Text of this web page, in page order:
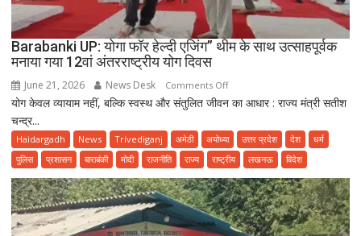
Barabanki UP: योगा फॉर हेल्दी एजिंग” थीम के साथ उत्साहपूर्वक
मनाया गया 12वां अंतरराष्ट्रीय योग दिवस
June 21, 2026 News Desk Comments Offon
Barabanki
योगा
फॉर
एजिंग”
थीम
के
योग केवल व्यायाम नहीं, बल्कि स्वस्थ और संतुलित जीवन का आधार : राज्य मंत्री सतीश
चन्द्र...
Haidargadh News Trivediganj अमेठी अयोध्या उत्तर प्रदेश देश
धर्म
पुलिस
प्रशासन बाराबंकी मोदी राजनीति राज्य राष्ट्रीय लखनऊ विदेश